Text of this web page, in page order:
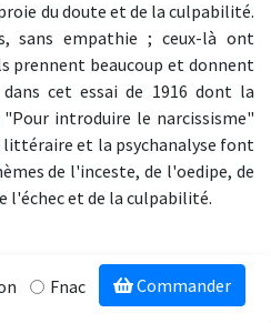
du doute et de la culpabilité.
sans empathie ; ceux-là ont
prennent beaucoup et donnent
cet essai de 1916 dont la
introduire le narcissisme"
et la psychanalyse font
de l'inceste, de l'oedipe, de
l'échec et de la culpabilité.
Fnac Commander